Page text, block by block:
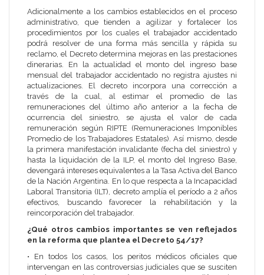
Adicionalmente a los cambios establecidos en el proceso
administrativo, que tienden a agilizar y fortalecer los
procedimientos por los cuales el trabajador accidentado
podrá resolver de una forma más sencilla y rápida su
reclamo, el Decreto determina mejoras en las prestaciones
dinerarias. En la actualidad el monto del ingreso base
mensual del trabajador accidentado no registra ajustes ni
actualizaciones. El decreto incorpora una corrección a
través de la cual, al estimar el promedio de las
remuneraciones del último año anterior a la fecha de
ocurrencia del siniestro, se ajusta el valor de cada
remuneración según RIPTE (Remuneraciones Imponibles
Promedio de los Trabajadores Estatales). Así mismo, desde
la primera manifestación invalidante (fecha del siniestro) y
hasta la liquidación de la ILP, el monto del Ingreso Base,
devengará intereses equivalentes a la Tasa Activa del Banco
de la Nación Argentina. En lo que respecta a la Incapacidad
Laboral Transitoria (ILT), decreto amplía el período a 2 años
efectivos, buscando favorecer la rehabilitación y la
reincorporación del trabajador.
¿Qué otros cambios importantes se ven reflejados
en la reforma que plantea el Decreto 54/17?
• En todos los casos, los peritos médicos oficiales que
intervengan en las controversias judiciales que se susciten